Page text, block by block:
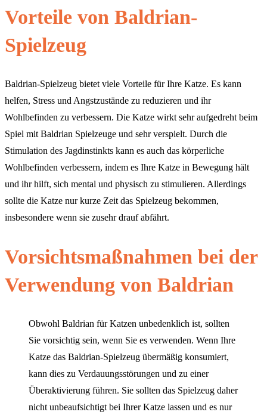
Vorteile von Baldrian-
Spielzeug
Baldrian-Spielzeug bietet viele Vorteile für Ihre Katze. Es kann
helfen, Stress und Angstzustände zu reduzieren und ihr
Wohlbefinden zu verbessern. Die Katze wirkt sehr aufgedreht beim
Spiel mit Baldrian Spielzeuge und sehr verspielt. Durch die
Stimulation des Jagdinstinkts kann es auch das körperliche
Wohlbefinden verbessern, indem es Ihre Katze in Bewegung hält
und ihr hilft, sich mental und physisch zu stimulieren. Allerdings
sollte die Katze nur kurze Zeit das Spielzeug bekommen,
insbesondere wenn sie zusehr drauf abfährt.
Vorsichtsmaßnahmen bei der
Verwendung von Baldrian
Obwohl Baldrian für Katzen unbedenklich ist, sollten
Sie vorsichtig sein, wenn Sie es verwenden. Wenn Ihre
Katze das Baldrian-Spielzeug übermäßig konsumiert,
kann dies zu Verdauungsstörungen und zu einer
Überaktivierung führen. Sie sollten das Spielzeug daher
nicht unbeaufsichtigt bei Ihrer Katze lassen und es nur